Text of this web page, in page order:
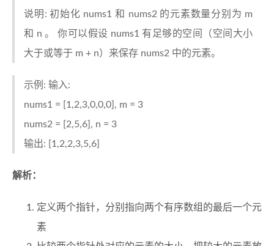
说明: 初始化 nums1 和 nums2 的元素数量分别为 m
和 n 。 你可以假设 nums1 有足够的空间（空间大小
大于或等于 m + n）来保存 nums2 中的元素。
示例: 输入:
nums1 = [1,2,3,0,0,0], m = 3
nums2 = [2,5,6], n = 3
输出: [1,2,2,3,5,6]
解析：
定义两个指针，分别指向两个有序数组的最后一个元
素